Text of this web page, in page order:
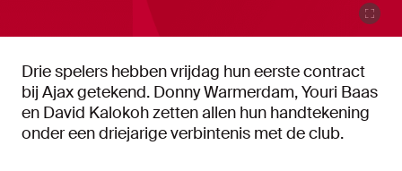
Drie spelers hebben vrijdag hun eerste contract
bij Ajax getekend. Donny Warmerdam, Youri Baas
en David Kalokoh zetten allen hun handtekening
onder een driejarige verbintenis met de club.